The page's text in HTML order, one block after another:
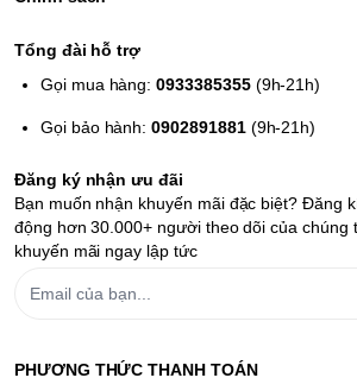
Tổng đài hỗ trợ
Gọi mua hàng:0933385355(9h-21h)
Gọi bảo hành:0902891881(9h-21h)
Đăng ký nhận ưu đãi
Bạn muốn nhận khuyến mãi đặc biệt? Đăng
động hơn 30.000+ người theo dõi của chúng
khuyến mãi ngay lập tức
PHƯƠNG THỨC THANH TOÁN